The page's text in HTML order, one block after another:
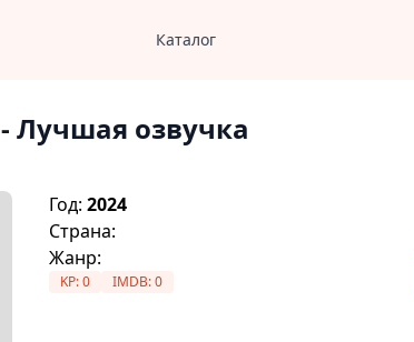
Каталог
- Лучшая озвучка
Год:2024
Страна:
Жанр:
KP:0 IMDB:0